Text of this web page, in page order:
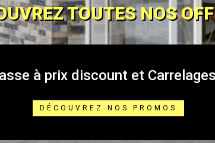
TOUTES NOS
à prix discount et
DÉCOUVREZ NOS PROMOS